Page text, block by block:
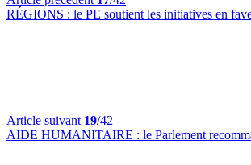
RÉGIONS : le PE soutient les initiatives en
Article suivant 19/42
AIDE HUMANITAIRE : le Parlement